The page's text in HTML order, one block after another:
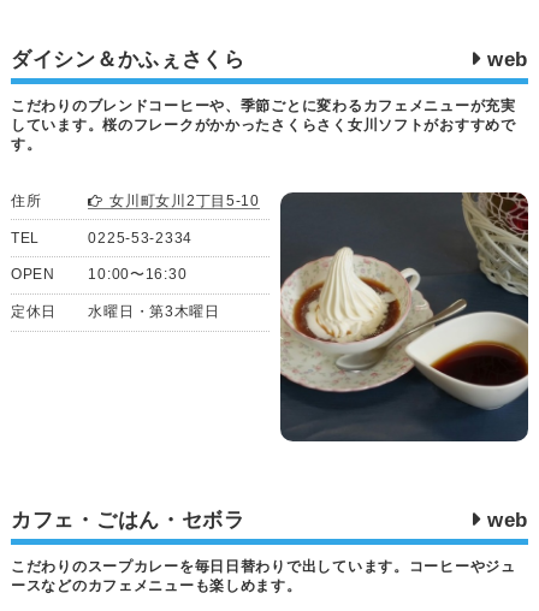
ダイシン＆かふぇさくら web
こだわりのブレンドコーヒーや、季節ごとに変わるカフェメニューが充実
しています。桜のフレークがかかったさくらさく女川ソフトがおすすめで
す。
住所 女川町女川2丁目5-10
TEL 0225-53-2334
OPEN 10:00〜16:30
定休日 水曜日・第3木曜日
カフェ・ごはん・セボラ web
こだわりのスープカレーを毎日日替わりで出しています。コーヒーやジュ
ースなどのカフェメニューも楽しめます。